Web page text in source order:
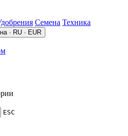
Семена Техника
· RU · EUR
ESC